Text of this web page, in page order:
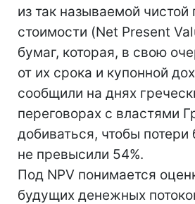
из так называемой чистой
стоимости (Net Present
бумаг, которая, в свою
от их срока и купонной
сообщили на днях
переговорах с властями
добиваться, чтобы потери
не превысили 54%.
Под NPV понимается
будущих денежных